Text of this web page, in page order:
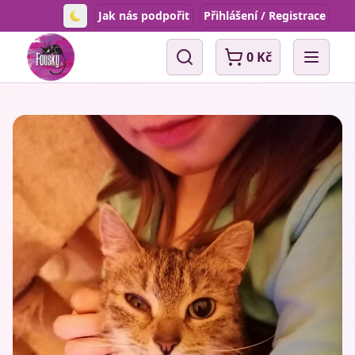
Toggle theme
Jak nás podpořit Přihlášení / Registrace
Vyhledávání0 Kč Open